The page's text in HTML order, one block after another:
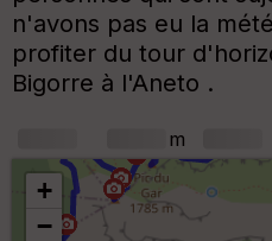
n'avons pas eu la
profiter du tour
Bigorre à l'Aneto .
m
+
−